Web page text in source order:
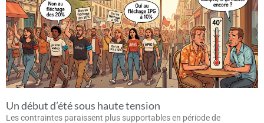
Un début d’été sous haute tension
Les contraintes paraissent plus supportables en période de